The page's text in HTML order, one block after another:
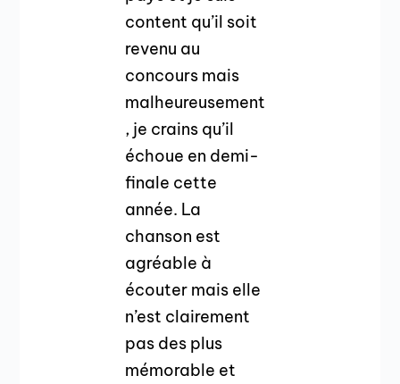
content qu’il soit
revenu au
concours mais
malheureusement
, je crains qu’il
échoue en demi-
finale cette
année. La
chanson est
agréable à
écouter mais elle
n’est clairement
pas des plus
mémorable et